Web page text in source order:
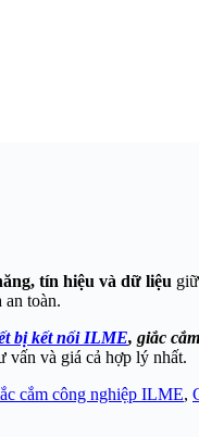
tín hiệu và dữ liệu
toàn.
bị kết nối ILME, giắc
và giá cả hợp lý nhất.
cắm công nghiệp ILME,